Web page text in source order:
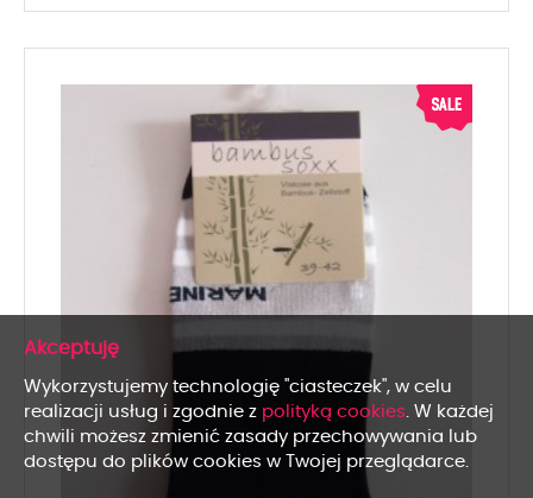
Wykorzystujemy technologię "ciasteczek", w celu
realizacji usług i zgodnie z polityką cookies. W każdej
chwili możesz zmienić zasady przechowywania lub
dostępu do plików cookies w Twojej przeglądarce.